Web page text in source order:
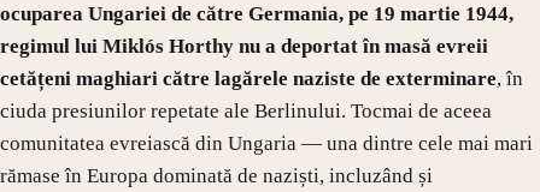
ocuparea Ungariei de către Germania, pe 19 martie 1944,
regimul lui Miklós Horthy nu a deportat în masă evreii
cetățeni maghiari către lagărele naziste de exterminare, în
ciuda presiunilor repetate ale Berlinului. Tocmai de aceea
comunitatea evreiască din Ungaria — una dintre cele mai mari
rămase în Europa dominată de naziști, incluzând și